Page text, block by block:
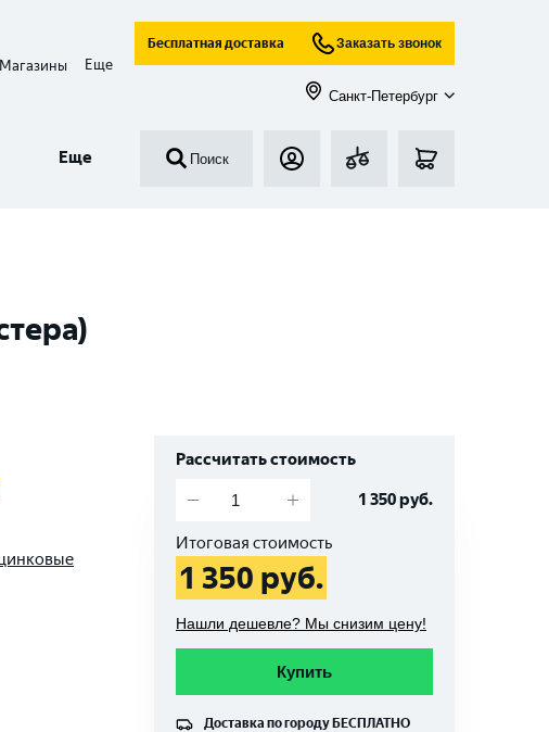
Магазины Еще
Бесплатная доставка Заказать звонок
Санкт-Петербург
Еще Поиск
Рассчитать стоимость
1 350руб.
Итоговая стоимость
1 350 руб.
Нашли дешевле? Мы снизим цену!
Купить
Доставка по городу БЕСПЛАТНО